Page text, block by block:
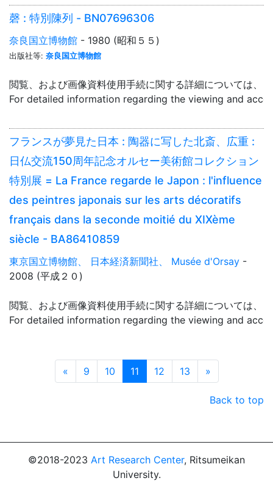
磬 : 特別陳列 - BN07696306
奈良国立博物館 - 1980 (昭和５５)
出版社等: 奈良国立博物館
閲覧、および画像資料使用手続に関する詳細については、「
For detailed information regarding the viewing and
フランスが夢見た日本 : 陶器に写した北斎、広重 :
日仏交流150周年記念オルセー美術館コレクション
特別展 = La France regarde le Japon : l'influence
des peintres japonais sur les arts décoratifs
français dans la seconde moitié du XIXème
siècle - BA86410859
東京国立博物館、 日本経済新聞社、 Musée d'Orsay -
2008 (平成２０)
閲覧、および画像資料使用手続に関する詳細については、「
For detailed information regarding the viewing and
« Prev
9 10 11 12 13 Next
»
Back to top
©2018-2023 Art Research Center, Ritsumeikan
University.